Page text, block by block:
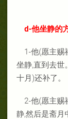
d-他坐静的
1-他(愿主赐
坐静,直到去世
十月)还补了。
2-他(愿主赐
静,然后是斋月